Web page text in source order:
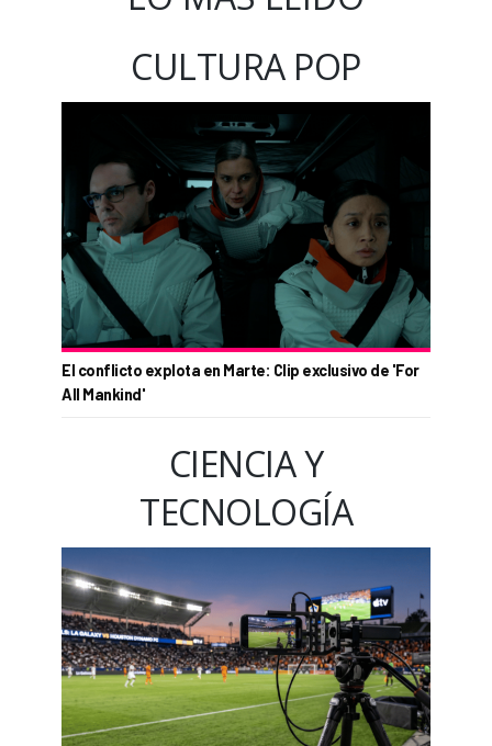
CULTURA POP
El conflicto explota en Marte: Clip exclusivo de 'For
All Mankind'
CIENCIA Y
TECNOLOGÍA